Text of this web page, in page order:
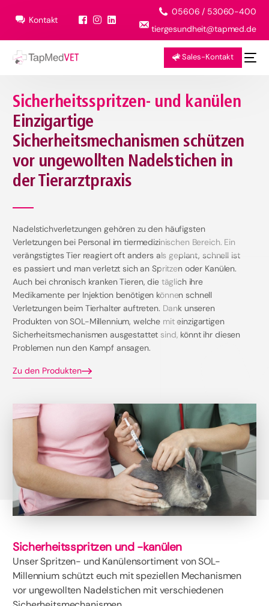
Kontakt
05606 / 53060-400
tiergesundheit@tapmed.de
Sales-Kontakt
Sicherheitsspritzen- und kanülen
Einzigartige
Sicherheitsmechanismen schützen
vor ungewollten Nadelstichen in
der Tierarztpraxis
Nadelstichverletzungen gehören zu den häufigsten
Verletzungen bei Personal im tiermedizinischen Bereich. Ein
verängstigtes Tier reagiert oft anders als geplant, schnell ist
es passiert und man verletzt sich an Spritzen oder Kanülen.
Auch bei chronisch kranken Tieren, die täglich ihre
Medikamente per Injektion benötigen können schnell
Verletzungen beim Tierhalter auftreten. Dank unseren
Produkten von SOL-Millennium, welche mit einzigartigen
Sicherheitsmechanismen ausgestattet sind, könnt ihr diesen
Problemen nun den Kampf ansagen.
Zu den Produkten
Sicherheitsspritzen und -kanülen
Unser Spritzen- und Kanülensortiment von SOL-
Millennium schützt euch mit speziellen Mechanismen
vor ungewollten Nadelstichen mit verschiedenen